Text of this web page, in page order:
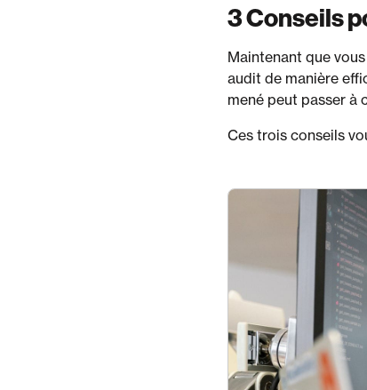
3 Conseils
Maintenant que
audit de manière
mené peut passer à
Ces trois conseils